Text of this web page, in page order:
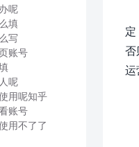
否
运
呢
填
写
账号
呢
用呢知乎
账号
用不了了